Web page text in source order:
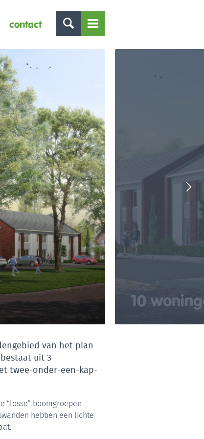
contact
10
van het plan
uit 3
twee-onder-een-kap-
“losse” boomgroepen
hebben een lichte